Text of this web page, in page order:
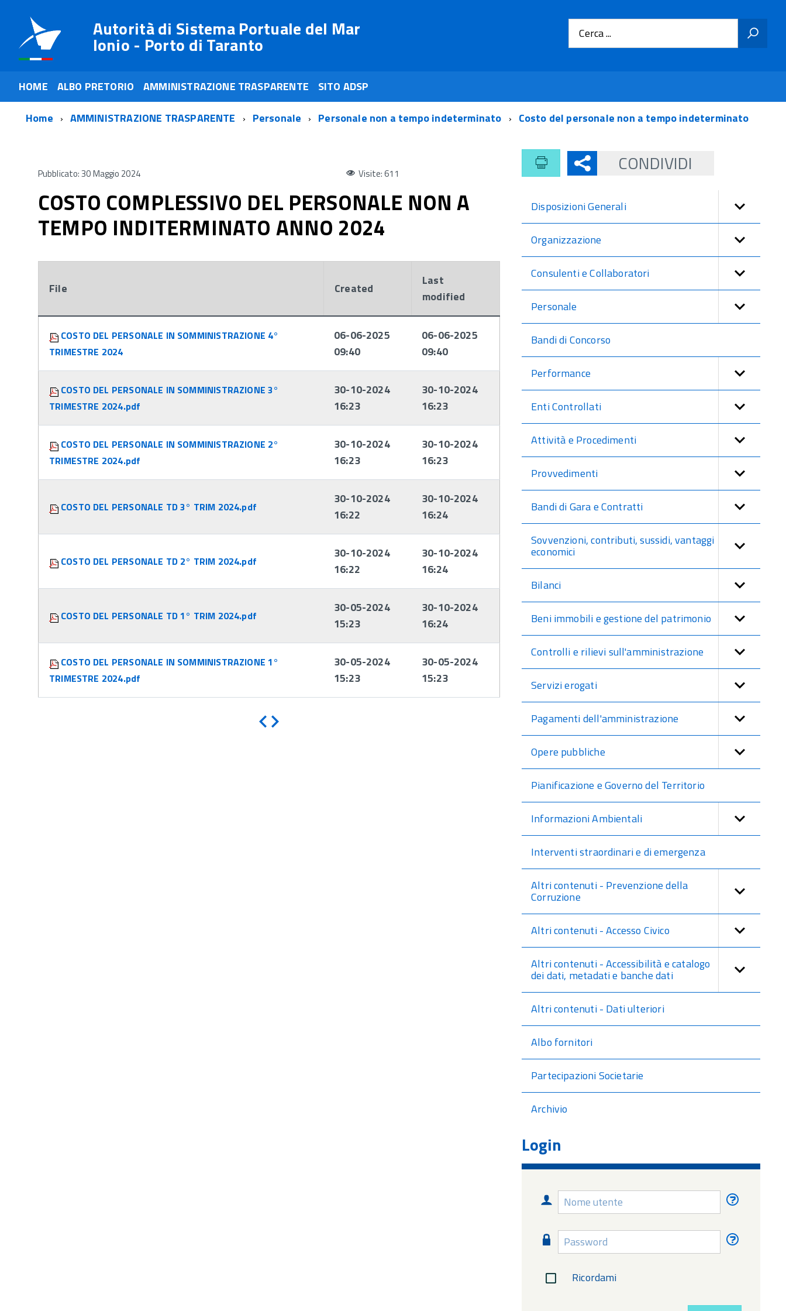
Autorità di Sistema Portuale del Mar
Ionio - Porto di Taranto Cerca ...
HOME ALBO PRETORIO AMMINISTRAZIONE TRASPARENTE
SITO ADSP
Home
AMMINISTRAZIONE TRASPARENTE Personale Personale non a tempo indeterminato Costo del personale non a tempo indeterminato
Pubblicato: 30 Maggio 2024 Visite: 611
COSTO COMPLESSIVO DEL PERSONALE NON A
TEMPO INDITERMINATO ANNO 2024
File Created
Last
modified
COSTO DEL PERSONALE IN SOMMINISTRAZIONE 4°
TRIMESTRE 2024
06-06-2025
09:40
06-06-2025
09:40
COSTO DEL PERSONALE IN SOMMINISTRAZIONE 3°
TRIMESTRE 2024.pdf
30-10-2024
16:23
30-10-2024
16:23
COSTO DEL PERSONALE IN SOMMINISTRAZIONE 2°
TRIMESTRE 2024.pdf
30-10-2024
16:23
30-10-2024
16:23
COSTO DEL PERSONALE TD 3° TRIM 2024.pdf
30-10-2024
16:22
30-10-2024
16:24
COSTO DEL PERSONALE TD 2° TRIM 2024.pdf
30-10-2024
16:22
30-10-2024
16:24
COSTO DEL PERSONALE TD 1° TRIM 2024.pdf
30-05-2024
15:23
30-10-2024
16:24
COSTO DEL PERSONALE IN SOMMINISTRAZIONE 1°
TRIMESTRE 2024.pdf
30-05-2024
15:23
30-05-2024
15:23
Indietro
CONDIVIDI
Disposizioni Generali
Organizzazione
Consulenti e Collaboratori
Personale
Bandi di Concorso
Performance
Enti Controllati
Attività e Procedimenti
Provvedimenti
Bandi di Gara e Contratti
Sovvenzioni, contributi, sussidi, vantaggi
economici
Bilanci
Beni immobili e gestione del patrimonio
Controlli e rilievi sull'amministrazione
Servizi erogati
Pagamenti dell'amministrazione
Opere pubbliche
Pianificazione e Governo del Territorio
Informazioni Ambientali
Interventi straordinari e di emergenza
Altri contenuti - Prevenzione della
Corruzione
Altri contenuti - Accesso Civico
Altri contenuti - Accessibilità e catalogo
dei dati, metadati e banche dati
Altri contenuti - Dati ulteriori
Albo fornitori
Partecipazioni Societarie
Archivio
Login
Nome
utente
Nome
utente
Password
Password
Ricordami